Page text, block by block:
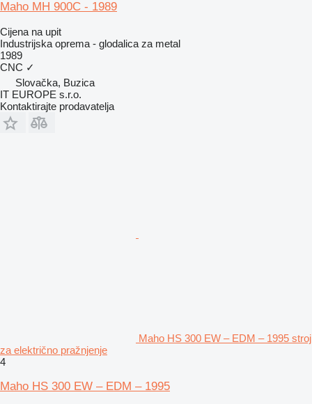
Maho MH 900C - 1989
Cijena na upit
Industrijska oprema - glodalica za metal
1989
CNC ✓
Slovačka, Buzica
IT EUROPE s.r.o.
Kontaktirajte prodavatelja
Maho HS 300 EW – EDM – 1995 stroj
za električno pražnjenje
4
Maho HS 300 EW – EDM – 1995